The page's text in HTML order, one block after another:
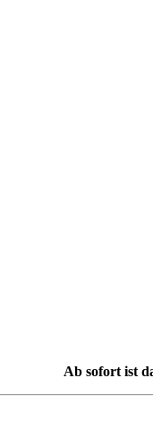
Ab sofort ist